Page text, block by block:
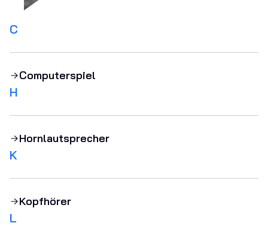
C
Computerspiel
H
Hornlautsprecher
K
Kopfhörer
L